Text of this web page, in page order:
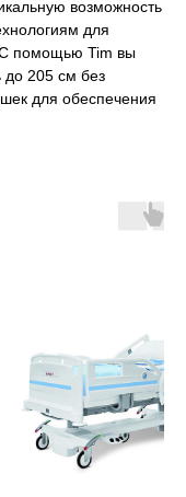
возможность
для
С помощью Tim вы
до 205 см без
для обеспечения